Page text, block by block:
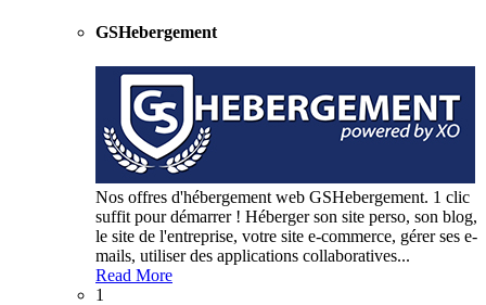
GSHebergement
Nos offres d'hébergement web GSHebergement. 1 clic
suffit pour démarrer ! Héberger son site perso, son blog,
le site de l'entreprise, votre site e-commerce, gérer ses e-
mails, utiliser des applications collaboratives...
Read More
1